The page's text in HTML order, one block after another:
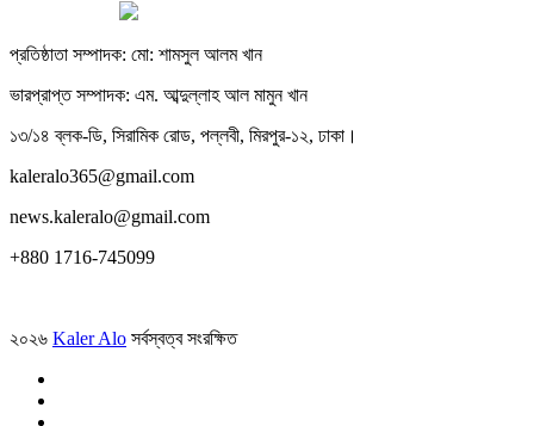
প্রতিষ্ঠাতা সম্পাদক: মো: শামসুল আলম খান
ভারপ্রাপ্ত সম্পাদক: এম. আব্দুল্লাহ আল মামুন খান
১৩/১৪ ব্লক-ডি, সিরামিক রোড, পল্লবী, মিরপুর-১২, ঢাকা।
kaleralo365@gmail.com
news.kaleralo@gmail.com
+880 1716-745099
২০২৬ Kaler Alo সর্বস্বত্ব সংরক্ষিত